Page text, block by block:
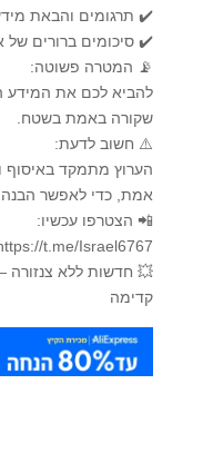
✔️ תרגומים והבאת
✔️ סיכומים ברורים של
📡 המטרה פשוטה:
להביא לכם את המידע
שקורה באמת בשטח.
⚠️ חשוב לדעת:
הערוץ מתמקד באיסוף
אמת, כדי לאפשר הבנה
📲 הצטרפו עכשיו:
t.me/Israel6767
💥 חדשות ללא
קדימה